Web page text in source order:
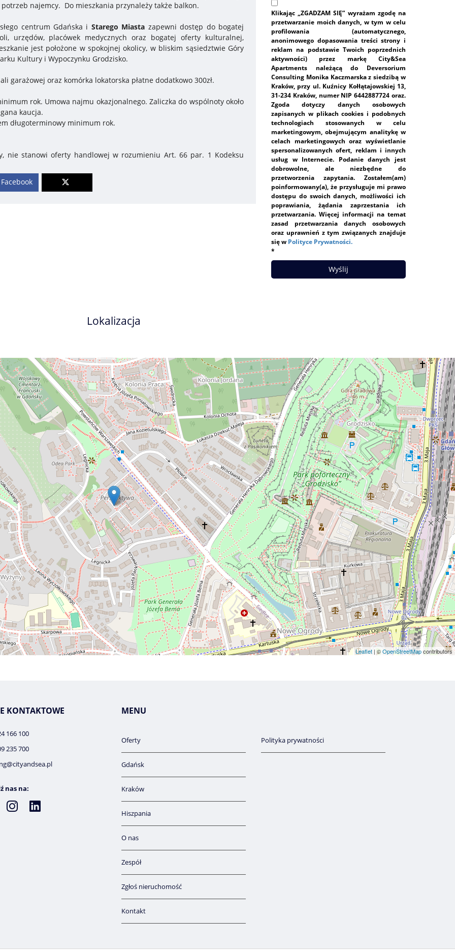
najemcy. Do mieszkania przynależy także balkon.
centrum Gdańska i Starego Miasta zapewni dostęp do bogatej
urzędów, placówek medycznych oraz bogatej oferty kulturalnej,
jest położone w spokojnej okolicy, w bliskim sąsiedztwie Góry
Kultury i Wypoczynku Grodzisko.
garażowej oraz komórka lokatorska płatne dodatkowo 300zł.
rok. Umowa najmu okazjonalnego. Zaliczka do wspólnoty około
kaucja.
długoterminowy minimum rok.
nie stanowi oferty handlowej w rozumieniu Art. 66 par. 1 Kodeksu
Klikając „ZGADZAM SIĘ” wyrażam zgodę na
przetwarzanie moich danych, w tym w celu
profilowania (automatycznego,
anonimowego dopasowania treści strony i
reklam na podstawie Twoich poprzednich
aktywności) przez markę City&Sea
Apartments należącą do Deversorium
Consulting Monika Kaczmarska z siedzibą w
Kraków, przy ul. Kuźnicy Kołłątajowskiej 13,
31-234 Kraków, numer NIP 6442887724 oraz.
Zgoda dotyczy danych osobowych
zapisanych w plikach cookies i podobnych
technologiach stosowanych w celu
marketingowym, obejmującym analitykę w
celach marketingowych oraz wyświetlanie
spersonalizowanych ofert, reklam i innych
usług w Internecie. Podanie danych jest
dobrowolne, ale niezbędne do
przetworzenia zapytania. Zostałem(am)
poinformowany(a), że przysługuje mi prawo
dostępu do swoich danych, możliwości ich
poprawiania, żądania zaprzestania ich
przetwarzania. Więcej informacji na temat
zasad przetwarzania danych osobowych
oraz uprawnień z tym związanych znajduje
się w Polityce Prywatności.
*
Lokalizacja
Leaflet | ©OpenStreetMapcontributors
KONTAKTOWE
166 100
235 700
nas na:
MENU
Oferty
Gdańsk
Kraków
Hiszpania
O nas
Zespół
Zgłoś nieruchomość
Kontakt
Polityka prywatności